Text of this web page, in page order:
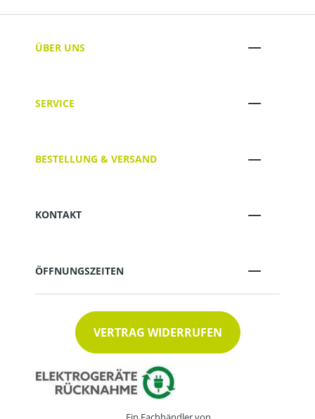
ÜBER UNS
SERVICE
BESTELLUNG & VERSAND
KONTAKT
ÖFFNUNGSZEITEN
VERTRAG WIDERRUFEN